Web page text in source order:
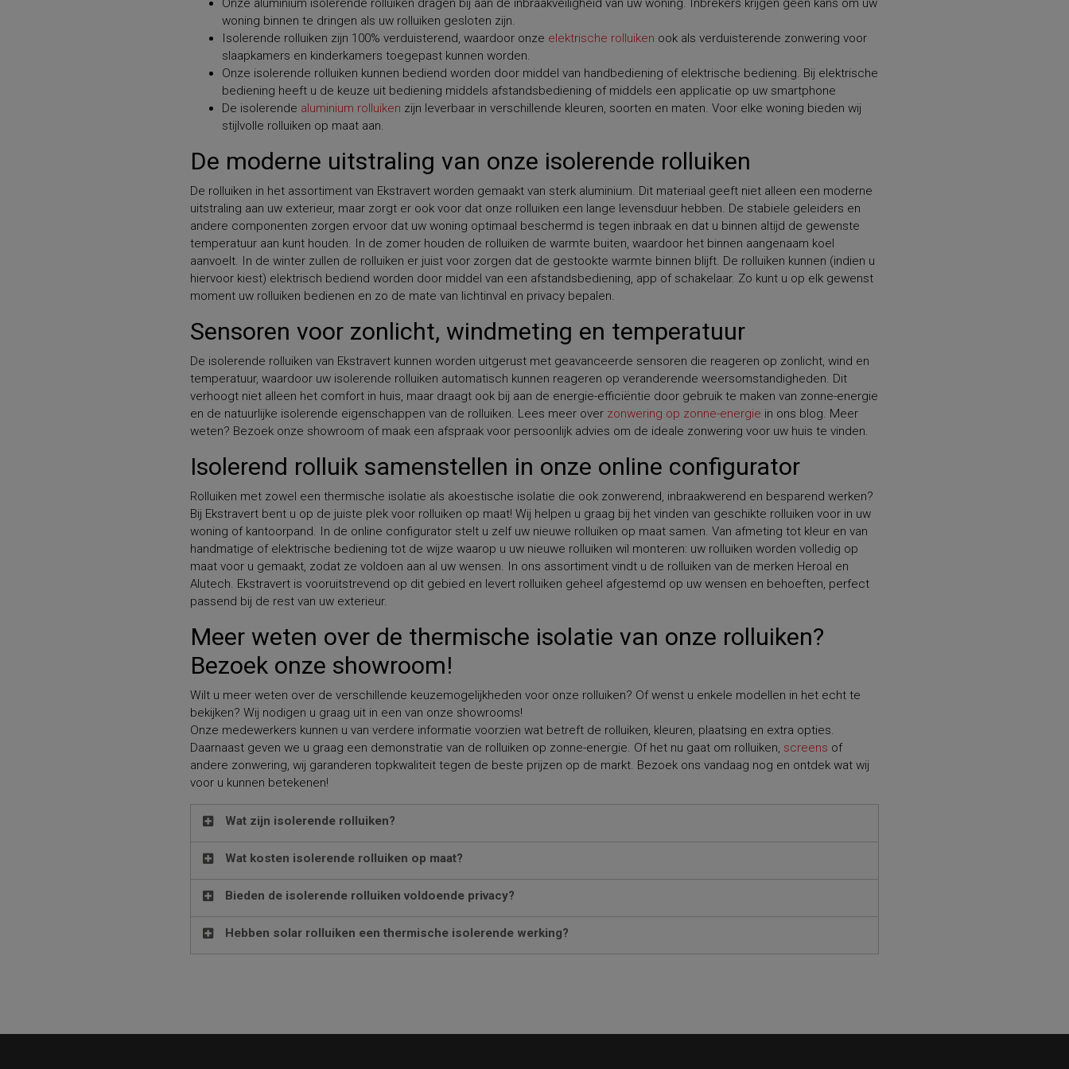
Onze aluminium isolerende rolluiken dragen bij aan de inbraakveiligheid van uw woning. Inbrekers krijgen geen kans om uw
woning binnen te dringen als uw rolluiken gesloten zijn.
Isolerende rolluiken zijn 100% verduisterend, waardoor onze elektrische rolluiken ook als verduisterende zonwering voor
slaapkamers en kinderkamers toegepast kunnen worden.
Onze isolerende rolluiken kunnen bediend worden door middel van handbediening of elektrische bediening. Bij elektrische
bediening heeft u de keuze uit bediening middels afstandsbediening of middels een applicatie op uw smartphone
De isolerende aluminium rolluiken zijn leverbaar in verschillende kleuren, soorten en maten. Voor elke woning bieden wij
stijlvolle rolluiken op maat aan.
De moderne uitstraling van onze isolerende rolluiken
De rolluiken in het assortiment van Ekstravert worden gemaakt van sterk aluminium. Dit materiaal geeft niet alleen een moderne
uitstraling aan uw exterieur, maar zorgt er ook voor dat onze rolluiken een lange levensduur hebben. De stabiele geleiders en
andere componenten zorgen ervoor dat uw woning optimaal beschermd is tegen inbraak en dat u binnen altijd de gewenste
temperatuur aan kunt houden. In de zomer houden de rolluiken de warmte buiten, waardoor het binnen aangenaam koel
aanvoelt. In de winter zullen de rolluiken er juist voor zorgen dat de gestookte warmte binnen blijft. De rolluiken kunnen (indien u
hiervoor kiest) elektrisch bediend worden door middel van een afstandsbediening, app of schakelaar. Zo kunt u op elk gewenst
moment uw rolluiken bedienen en zo de mate van lichtinval en privacy bepalen.
Sensoren voor zonlicht, windmeting en temperatuur
De isolerende rolluiken van Ekstravert kunnen worden uitgerust met geavanceerde sensoren die reageren op zonlicht, wind en
temperatuur, waardoor uw isolerende rolluiken automatisch kunnen reageren op veranderende weersomstandigheden. Dit
verhoogt niet alleen het comfort in huis, maar draagt ook bij aan de energie-efficiëntie door gebruik te maken van zonne-energie
en de natuurlijke isolerende eigenschappen van de rolluiken. Lees meer over zonwering op zonne-energie in ons blog. Meer
weten? Bezoek onze showroom of maak een afspraak voor persoonlijk advies om de ideale zonwering voor uw huis te vinden.
Isolerend rolluik samenstellen in onze online configurator
Rolluiken met zowel een thermische isolatie als akoestische isolatie die ook zonwerend, inbraakwerend en besparend werken?
Bij Ekstravert bent u op de juiste plek voor rolluiken op maat! Wij helpen u graag bij het vinden van geschikte rolluiken voor in uw
woning of kantoorpand. In de online configurator stelt u zelf uw nieuwe rolluiken op maat samen. Van afmeting tot kleur en van
handmatige of elektrische bediening tot de wijze waarop u uw nieuwe rolluiken wil monteren: uw rolluiken worden volledig op
maat voor u gemaakt, zodat ze voldoen aan al uw wensen. In ons assortiment vindt u de rolluiken van de merken Heroal en
Alutech. Ekstravert is vooruitstrevend op dit gebied en levert rolluiken geheel afgestemd op uw wensen en behoeften, perfect
passend bij de rest van uw exterieur.
Meer weten over de thermische isolatie van onze rolluiken?
Bezoek onze showroom!
Wilt u meer weten over de verschillende keuzemogelijkheden voor onze rolluiken? Of wenst u enkele modellen in het echt te
bekijken? Wij nodigen u graag uit in een van onze showrooms!
Onze medewerkers kunnen u van verdere informatie voorzien wat betreft de rolluiken, kleuren, plaatsing en extra opties.
Daarnaast geven we u graag een demonstratie van de rolluiken op zonne-energie. Of het nu gaat om rolluiken, screens of
andere zonwering, wij garanderen topkwaliteit tegen de beste prijzen op de markt. Bezoek ons vandaag nog en ontdek wat wij
voor u kunnen betekenen!
Wat zijn isolerende rolluiken?
Wat kosten isolerende rolluiken op maat?
Bieden de isolerende rolluiken voldoende privacy?
Hebben solar rolluiken een thermische isolerende werking?